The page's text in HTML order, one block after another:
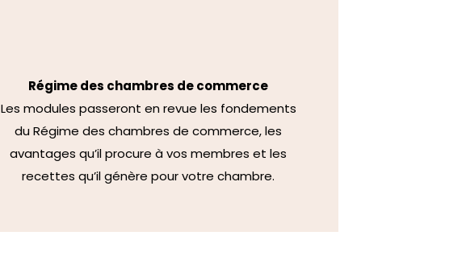
Régime des chambres de commerce
Les modules passeront en revue les fondements
du Régime des chambres de commerce, les
avantages qu’il procure à vos membres et les
recettes qu’il génère pour votre chambre.